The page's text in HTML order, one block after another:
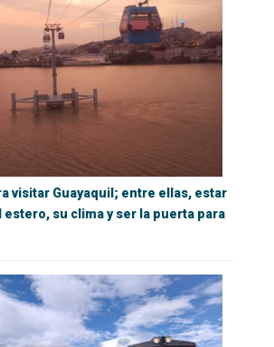
visitar Guayaquil; entre ellas, estar
estero, su clima y ser la puerta para